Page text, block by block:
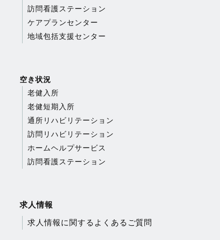
訪問看護ステーション
ケアプランセンター
地域包括支援センター
空き状況
老健入所
老健短期入所
通所リハビリテーション
訪問リハビリテーション
ホームヘルプサービス
訪問看護ステーション
求人情報
求人情報に関するよくあるご質問